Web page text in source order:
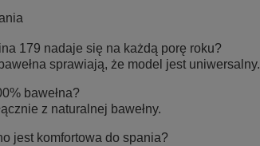
179 nadaje się na każdą porę roku?
sprawiają, że model jest uniwersalny.
bawełna?
z naturalnej bawełny.
jest komfortowa do spania?